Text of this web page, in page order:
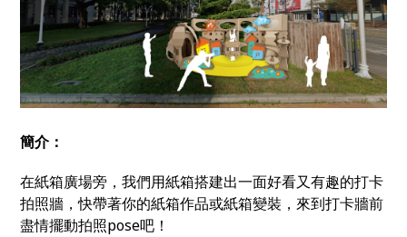
簡介：
在紙箱廣場旁，我們用紙箱搭建出一面好看又有趣的打卡
拍照牆，快帶著你的紙箱作品或紙箱變裝，來到打卡牆前
盡情擺動拍照pose吧！